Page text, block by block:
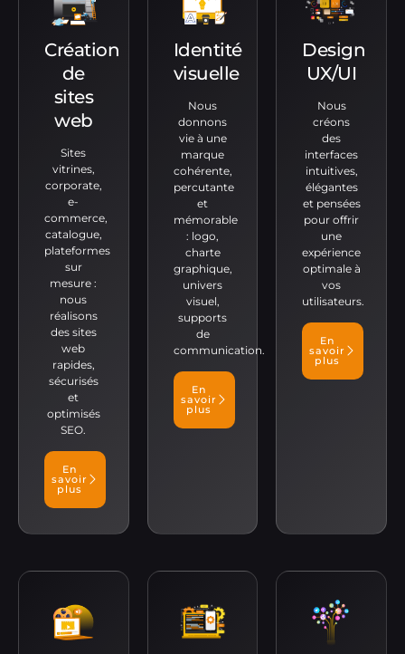
Création
de
sites
web
Sites
vitrines,
corporate,
e-
commerce,
catalogue,
plateformes
sur
mesure :
nous
réalisons
des sites
web
rapides,
sécurisés
et
optimisés
SEO.
En
savoir
plus
Identité
visuelle
Nous
donnons
vie à une
marque
cohérente,
percutante
et
mémorable
: logo,
charte
graphique,
univers
visuel,
supports
de
communication.
En
savoir
plus
Design
UX/UI
Nous
créons
des
interfaces
intuitives,
élégantes
et pensées
pour offrir
une
expérience
optimale à
vos
utilisateurs.
En
savoir
plus